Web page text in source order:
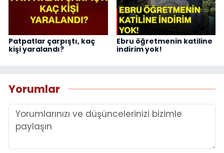
Patpatlar çarpıştı, kaç
kişi yaralandı?
Ebru öğretmenin katiline
indirim yok!
Yorumlar